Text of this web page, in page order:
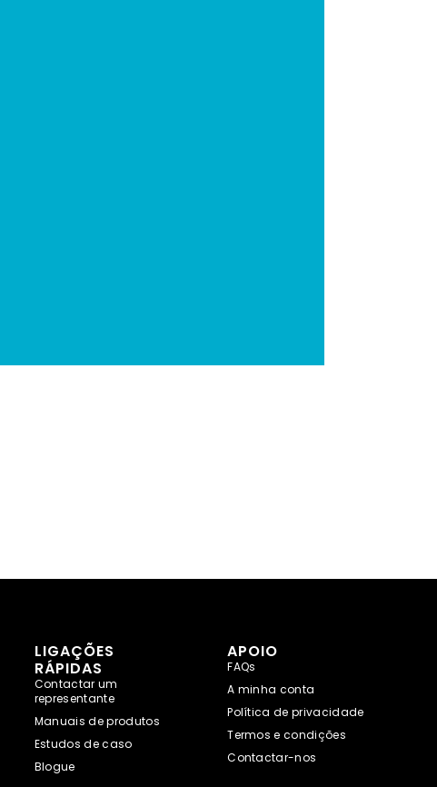
LIGAÇÕES
RÁPIDAS
Contactar um
representante
Manuais de produtos
Estudos de caso
Blogue
APOIO
FAQs
A minha conta
Política de privacidade
Termos e condições
Contactar-nos